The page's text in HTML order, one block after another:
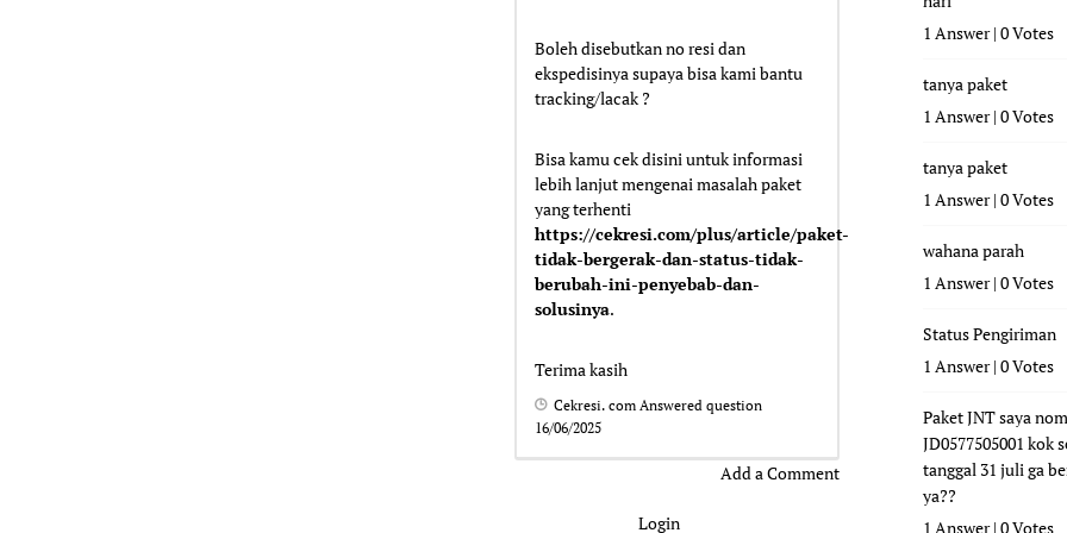
Boleh disebutkan no resi dan
ekspedisinya supaya bisa kami bantu
tracking/lacak ?
Bisa kamu cek disini untuk informasi
lebih lanjut mengenai masalah paket
yang terhenti
https://cekresi.com/plus/article/paket-
tidak-bergerak-dan-status-tidak-
berubah-ini-penyebab-dan-
solusinya.
Terima kasih
Cekresi. com Answered question
16/06/2025
Add a Comment
Login
1 Answer|0 Votes
tanya paket
1 Answer|0 Votes
tanya paket
1 Answer|0 Votes
wahana parah
1 Answer|0 Votes
Status Pengiriman
1 Answer|0 Votes
Paket JNT saya
JD0577505001 kok
tanggal 31 juli ga
ya??
1 Answer|0 Votes